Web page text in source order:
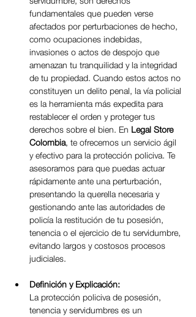
fundamentales que pueden verse
afectados por perturbaciones de hecho,
como ocupaciones indebidas,
invasiones o actos de despojo que
amenazan tu tranquilidad y la integridad
de tu propiedad. Cuando estos actos no
constituyen un delito penal, la vía policial
es la herramienta más expedita para
restablecer el orden y proteger tus
derechos sobre el bien. En Legal Store
Colombia, te ofrecemos un servicio ágil
y efectivo para la protección policiva. Te
asesoramos para que puedas actuar
rápidamente ante una perturbación,
presentando la querella necesaria y
gestionando ante las autoridades de
policía la restitución de tu posesión,
tenencia o el ejercicio de tu servidumbre,
evitando largos y costosos procesos
judiciales.
Definición y Explicación:
La protección policiva de posesión,
tenencia y servidumbres es un